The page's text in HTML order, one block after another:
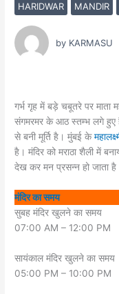
HARIDWAR MANDIR
by KARMASU
गर्भ गृह में बड़े चबूतरे पर माता
संगमरमर के आठ स्तम्भ लगे हुए
से बनी मूर्ति है। मुंबई के
है। मंदिर को मराठा शैली में
देख कर मन प्रसन्न हो जाता
मंदिर का समय
सुबह मंदिर खुलने का समय
07:00 AM – 12:00 PM
सायंकाल मंदिर खुलने का समय
05:00 PM – 10:00 PM